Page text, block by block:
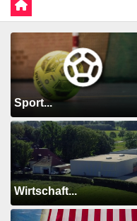
Sport...
Wirtschaft...